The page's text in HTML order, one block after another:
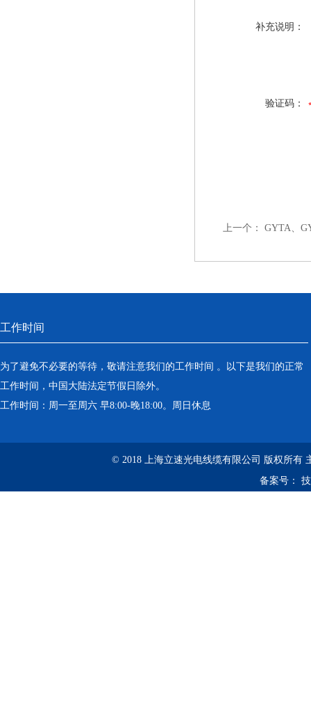
补充说明：
验证码：
上一个： GYTA、
工作时间
为了避免不必要的等待，敬请注意我们的工作时间 。以下是我们的正常
工作时间，中国大陆法定节假日除外。
工作时间：周一至周六 早8:00-晚18:00。周日休息
© 2018 上海立速光电线缆有限公司 版权所有
备案号：